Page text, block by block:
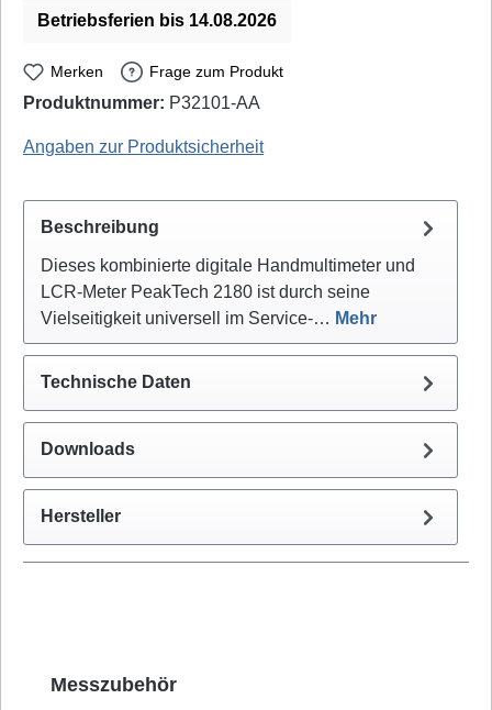
Betriebsferien bis 14.08.2026
Merken Frage zum Produkt
Produktnummer: P32101-AA
Angaben zur Produktsicherheit
Beschreibung
Dieses kombinierte digitale Handmultimeter und
LCR-Meter PeakTech 2180 ist durch seine
Vielseitigkeit universell im Service-… Mehr
Technische Daten
Downloads
Hersteller
Produktgalerie überspringen
Messzubehör